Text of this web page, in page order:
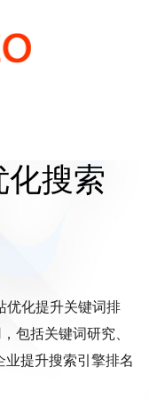
搜索
优化提升关键词排
包括关键词研究、
提升搜索引擎排名